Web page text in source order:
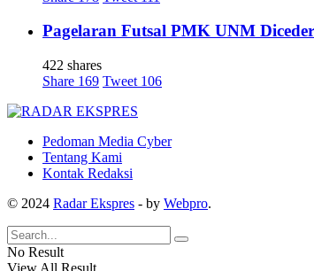
Pagelaran Futsal PMK UNM
422 shares
Share 169 Tweet 106
Pedoman Media Cyber
Tentang Kami
Kontak Redaksi
© 2024 Radar Ekspres - by Webpro.
No Result
View All Result